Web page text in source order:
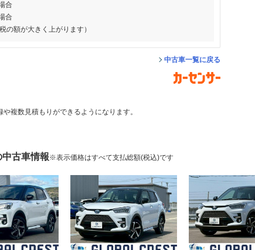
合
合
の額が大きく上がります）
中古車一覧に戻る
複数見積もりができるようになります。
古車情報※表示価格はすべて支払総額(税込)です